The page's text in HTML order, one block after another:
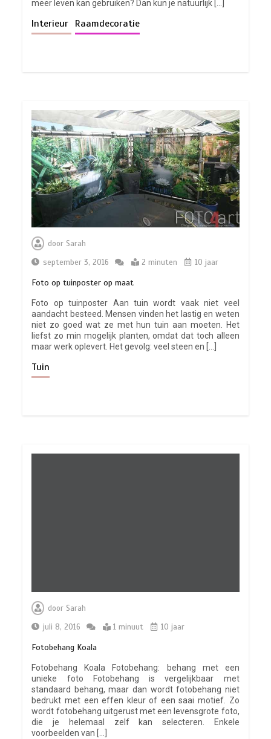
meer leven kan gebruiken? Dan kun je natuurlijk […]
Interieur Raamdecoratie
door Sarah
september 3, 2016
2 minuten 10 jaar
Foto op tuinposter op maat
Foto op tuinposter Aan tuin wordt vaak niet veel
aandacht besteed. Mensen vinden het lastig en weten
niet zo goed wat ze met hun tuin aan moeten. Het
liefst zo min mogelijk planten, omdat dat toch alleen
maar werk oplevert. Het gevolg: veel steen en […]
Tuin
door Sarah
juli 8, 2016
1 minuut 10 jaar
Fotobehang Koala
Fotobehang Koala Fotobehang: behang met een
unieke foto Fotobehang is vergelijkbaar met
standaard behang, maar dan wordt fotobehang niet
bedrukt met een effen kleur of een saai motief. Zo
wordt fotobehang uitgerust met een levensgrote foto,
die je helemaal zelf kan selecteren. Enkele
voorbeelden van […]